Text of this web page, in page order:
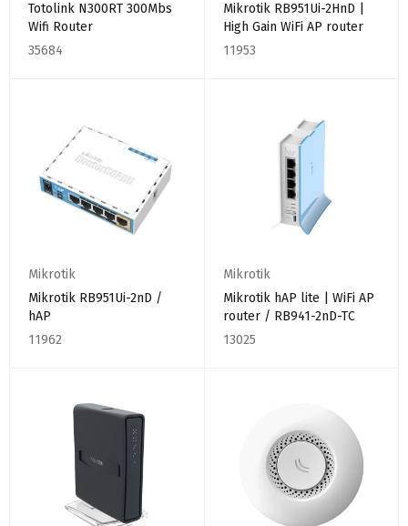
Totolink N300RT 300Mbs
Wifi Router
35684
Mikrotik RB951Ui-2HnD |
High Gain WiFi AP router
11953
Mikrotik
Mikrotik RB951Ui-2nD /
hAP
11962
Mikrotik
Mikrotik hAP lite | WiFi AP
router / RB941-2nD-TC
13025